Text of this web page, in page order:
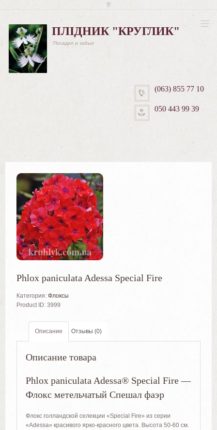
ПЛІДНИК "КРУГЛИК"
Посадил и забыл
(063) 855 77 10
050 443 99 39
Phlox paniculata Adessa Special Fire
Категория: Флоксы
Product ID: 3999
Описание Отзывы (0)
Описание товара
Phlox paniculata Adessa® Special Fire —
Флокс метельчатый Спешал фаэр
Флокс голландской селекции «Special Fire» из серии
«Adessa» красивого ярко-красного цвета. Высота 50-60 см.